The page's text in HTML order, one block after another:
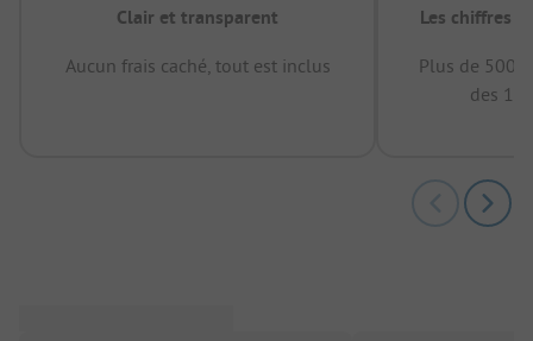
Clair et transparent
Aucun frais caché, tout est inclus
Les chiffres
Plus de
des 12